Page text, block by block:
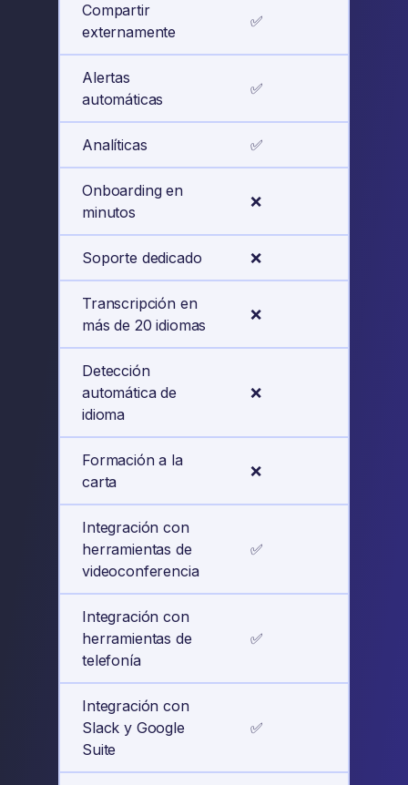
Compartir
externamente
✅
Alertas
automáticas
✅
Analíticas ✅
Onboarding en
minutos
❌
Soporte dedicado ❌
Transcripción en
más de 20 idiomas
❌
Detección
automática de
idioma
❌
Formación a la
carta
❌
Integración con
herramientas de
videoconferencia
✅
Integración con
herramientas de
telefonía
✅
Integración con
Slack y Google
Suite
✅